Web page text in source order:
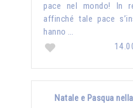
pace nel mondo! In
affinché tale pace
hanno …
Natale e Pasqua